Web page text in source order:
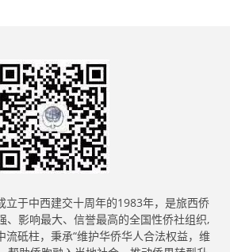
立于中西建交十周年的1983年，是旅西侨
、影响最大、信誉最高的全国性侨社组织,
流砥柱，秉承“维护华侨华人合法权益，维